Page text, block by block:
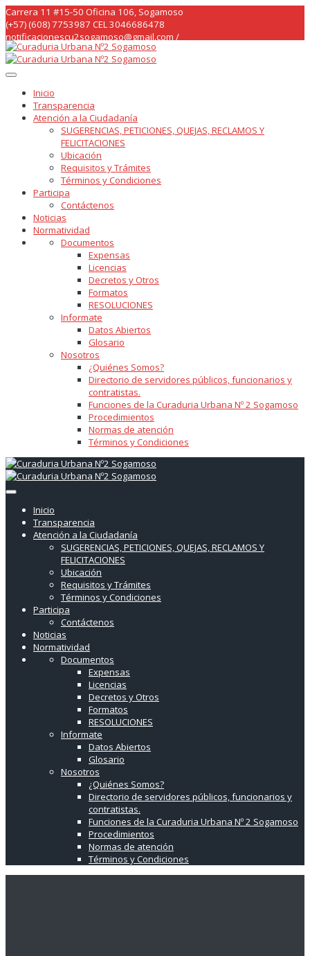
Skip
to
content
Carrera 11 #15-50 Oficina 106, Sogamoso
(+57) (608) 7753987 CEL 3046686478
notificacionescu2sogamoso@gmail.com /
curaduria2sogamoso@gmail.com /
Inicio
Transparencia
Atención a la Ciudadanía
SUGERENCIAS, PETICIONES, QUEJAS, RECLAMOS Y
FELICITACIONES
Ubicación
Requisitos y Trámites
Términos y Condiciones
Participa
Contáctenos
Noticias
Normatividad
Documentos
Expensas
Licencias
Decretos y Otros
Formatos
RESOLUCIONES
Informate
Datos Abiertos
Glosario
Nosotros
¿Quiénes Somos?
Directorio de servidores públicos, funcionarios y
contratistas.
Funciones de la Curaduria Urbana Nº 2 Sogamoso
Procedimientos
Normas de atención
Términos y Condiciones
Inicio
Transparencia
Atención a la Ciudadanía
SUGERENCIAS, PETICIONES, QUEJAS, RECLAMOS Y
FELICITACIONES
Ubicación
Requisitos y Trámites
Términos y Condiciones
Participa
Contáctenos
Noticias
Normatividad
Documentos
Expensas
Licencias
Decretos y Otros
Formatos
RESOLUCIONES
Informate
Datos Abiertos
Glosario
Nosotros
¿Quiénes Somos?
Directorio de servidores públicos, funcionarios y
contratistas.
Funciones de la Curaduria Urbana Nº 2 Sogamoso
Procedimientos
Normas de atención
Términos y Condiciones